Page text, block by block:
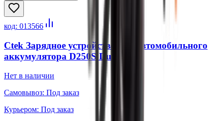
код: 013566
Ctek Зарядное устройство для автомобильного
аккумулятора D250S Dual
Нет в наличии
Самовывоз: Под заказ
Курьером: Под заказ